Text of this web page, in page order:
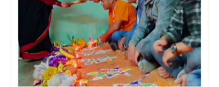
रोचक
विचार/
अन्तर्वार्ता